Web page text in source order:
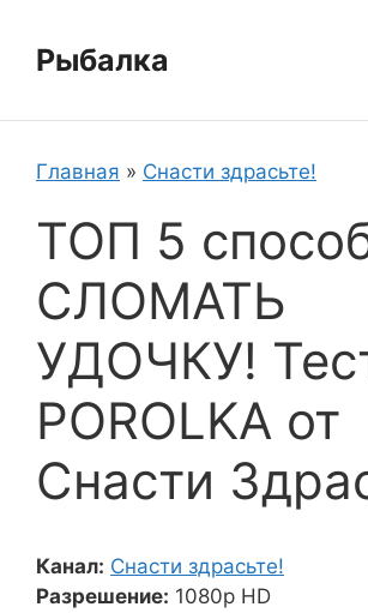
содержимому
Рыбалка
Главная » Снасти здрасьте!
ТОП 5
СЛОМАТЬ
УДОЧКУ!
POROLKA от
Снасти
Канал: Снасти здрасьте!
Разрешение: 1080p HD